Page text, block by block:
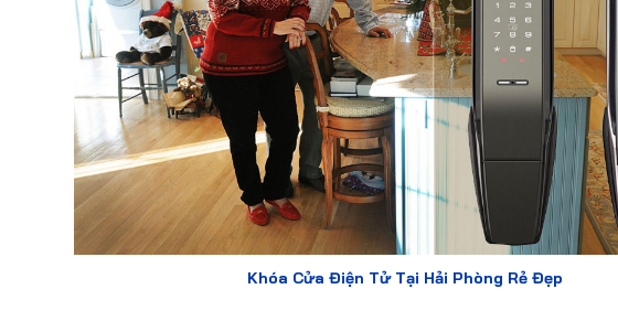
Khóa Cửa Điện Tử Tại Hải Phòng Rẻ Đẹp